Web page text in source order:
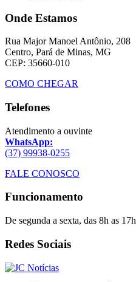
Onde Estamos
Rua Major Manoel Antônio, 208
Centro, Pará de Minas, MG
CEP: 35660-010
COMO CHEGAR
Telefones
Atendimento a ouvinte
WhatsApp:
(37) 99938-0255
FALE CONOSCO
Funcionamento
De segunda a sexta, das 8h as 17h
Redes Sociais